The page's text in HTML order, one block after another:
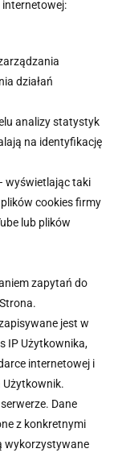
działań
analizy statystyk
na identyfikację
wyświetlając taki
cookies firmy
lub plików
zapytań do
jest w
IP Użytkownika,
internetowej i
Użytkownik.
Dane
z konkretnymi
wykorzystywane